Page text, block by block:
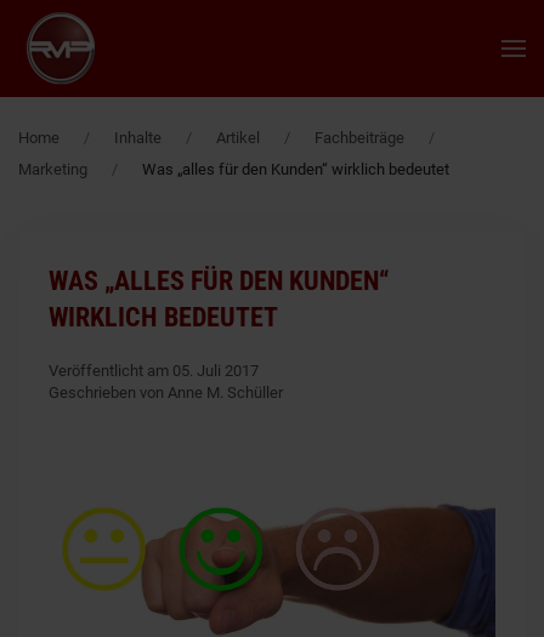
Zum Hauptinhalt springen
Home Inhalte Artikel
Fachbeiträge
Marketing
Was „alles für den Kunden“ wirklich bedeutet
WAS „ALLES FÜR DEN KUNDEN“
WIRKLICH BEDEUTET
Veröffentlicht am 05. Juli 2017
Geschrieben von Anne M. Schüller